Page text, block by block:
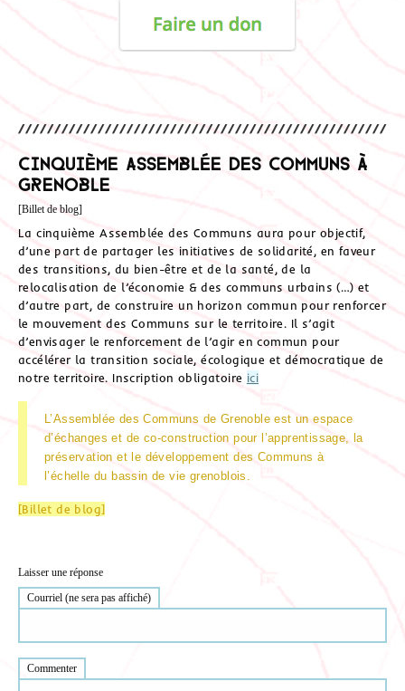
Cinquième assemblée des communs à
Grenoble
[Billet de blog]
La cinquième Assemblée des Communs aura pour objectif,
d’une part de partager les initiatives de solidarité, en faveur
des transitions, du bien-être et de la santé, de la
relocalisation de l’économie & des communs urbains (…) et
d’autre part, de construire un horizon commun pour renforcer
le mouvement des Communs sur le territoire. Il s’agit
d’envisager le renforcement de l’agir en commun pour
accélérer la transition sociale, écologique et démocratique de
notre territoire. Inscription obligatoire ici
L’Assemblée des Communs de Grenoble est un espace
d’échanges et de co-construction pour l’apprentissage, la
préservation et le développement des Communs à
l’échelle du bassin de vie grenoblois.
[Billet de blog]
Laisser une réponse
Courriel (ne sera pas affiché)
Commenter